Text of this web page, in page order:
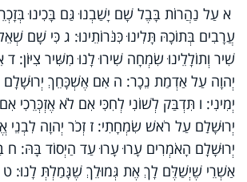
א עַל נַהֲרוֹת בָּבֶל שָׁם יָשַׁבְנוּ גַּם בָּכִינוּ
עֲרָבִים בְּתוֹכָהּ תָּלִינוּ כִּנֹּרוֹתֵינוּ: ג כִּי שָׁם
שִׁיר וְתוֹלָלֵינוּ שִׂמְחָה שִׁירוּ לָנוּ מִשִּׁיר צִיּוֹן:
יְהוָה עַל אַדְמַת נֵכָר: ה אִם אֶשְׁכָּחֵךְ
יְמִינִי: ו תִּדְבַּק לְשׁוֹנִי לְחִכִּי אִם לֹא אֶזְכְּרֵכִי
יְרוּשָׁלִַם עַל רֹאשׁ שִׂמְחָתִי: ז זְכֹר יְהוָה לִבְנֵי
יְרוּשָׁלִָם הָאֹמְרִים עָרוּ עָרוּ עַד הַיְסוֹד בָּהּ:
אַשְׁרֵי שֶׁיְשַׁלֶּם לָךְ אֶת גְּמוּלֵךְ שֶׁגָּמַלְתְּ לָנוּ: ט